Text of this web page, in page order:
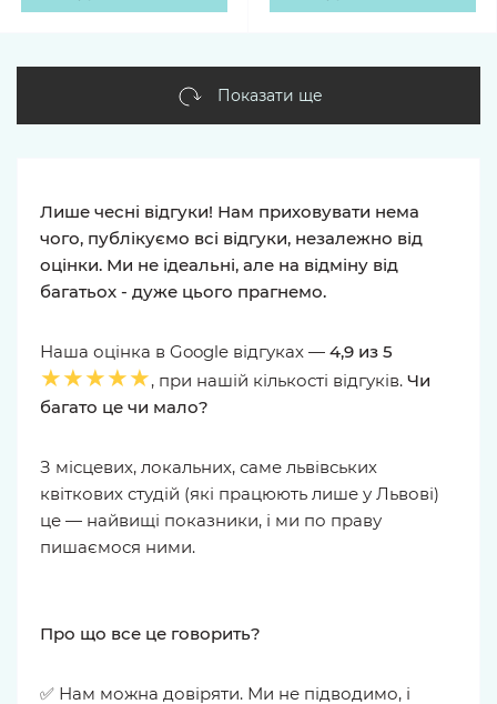
Показати ще
Лише чесні відгуки! Нам приховувати нема
чого, публікуємо всі відгуки, незалежно від
оцінки. Ми не ідеальні, але на відміну від
багатьох - дуже цього прагнемо.
Наша оцінка в Google відгуках — 4,9 из 5
★★★★★, при нашій кількості відгуків. Чи
багато це чи мало?
З місцевих, локальних, саме львівських
квіткових студій (які працюють лише у Львові)
це — найвищі показники, і ми по праву
пишаємося ними.
Про що все це говорить?
✅ Нам можна довіряти. Ми не підводимо, і